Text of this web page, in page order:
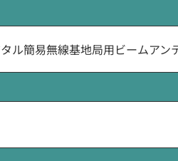
ル簡易無線基地局用ビームアン